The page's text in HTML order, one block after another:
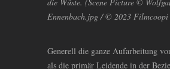
Ennenbach.jpg / © 2023 Filmcoopi
Generell die ganze Aufarbeitung
als die primär Leidende in der